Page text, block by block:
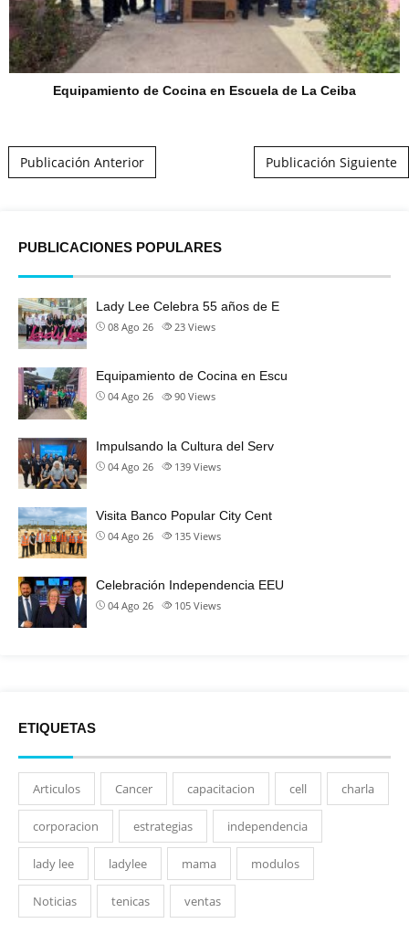
Equipamiento de Cocina en Escuela de La Ceiba
Publicación Anterior Publicación Siguiente
PUBLICACIONES POPULARES
Lady Lee Celebra 55 años de E
08 Ago 26 23 Views
Equipamiento de Cocina en Escu
04 Ago 26 90 Views
Impulsando la Cultura del Serv
04 Ago 26 139 Views
Visita Banco Popular City Cent
04 Ago 26 135 Views
Celebración Independencia EEU
04 Ago 26 105 Views
ETIQUETAS
Articulos Cancer capacitacion cell charla
corporacion estrategias independencia
lady lee ladylee mama modulos
Noticias tenicas ventas